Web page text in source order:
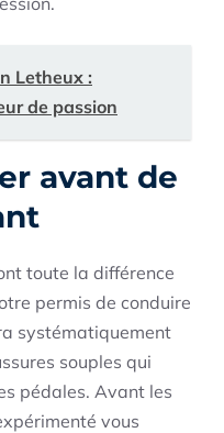
Letheux :
de passion
avant de
toute la différence
permis de conduire
systématiquement
souples qui
pédales. Avant les
vous